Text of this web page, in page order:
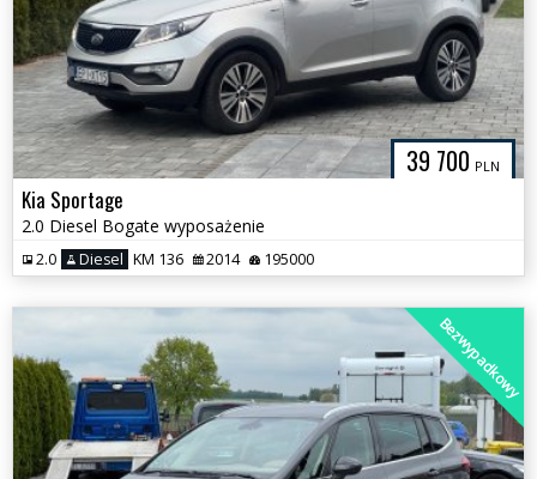
39 700 PLN
Kia Sportage
2.0 Diesel Bogate wyposażenie
2.0 Diesel KM 136 2014 195000
Bezwypadkowy